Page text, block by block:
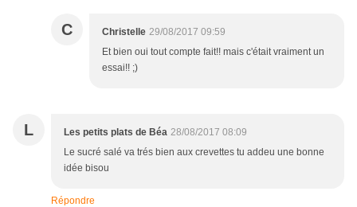
C Christelle 29/08/2017 09:59
Et bien oui tout compte fait!! mais c'était vraiment un
essai!! ;)
L Les petits plats de Béa 28/08/2017 08:09
Le sucré salé va trés bien aux crevettes tu addeu une bonne
idée bisou
Répondre